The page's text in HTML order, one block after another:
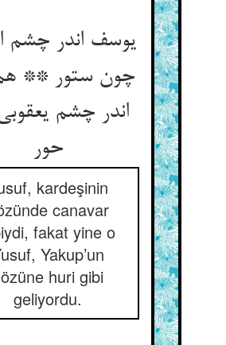
یوسف اندر چشم
چون ستور **
اندر چشم
حور
kardeşinin
canavar
fakat yine o
Yakup’un
huri gibi
geliyordu.